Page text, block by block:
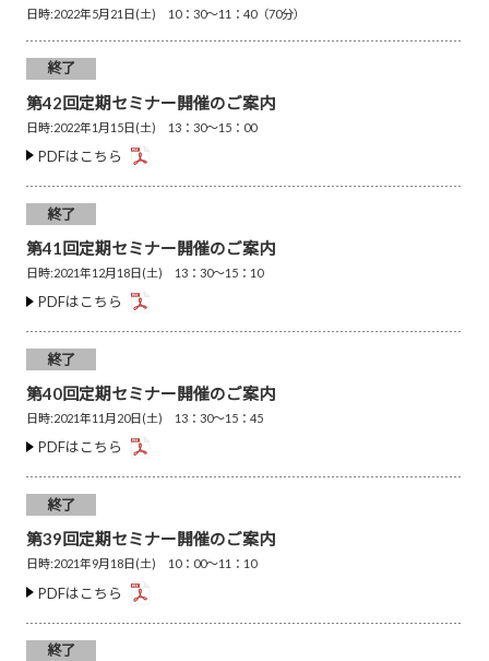
日時:2022年5月21日(土) 10：30～11：40（70分）
終了
第42回定期セミナー開催のご案内
日時:2022年1月15日(土) 13：30～15：00
PDFはこちら
終了
第41回定期セミナー開催のご案内
日時:2021年12月18日(土) 13：30～15：10
PDFはこちら
終了
第40回定期セミナー開催のご案内
日時:2021年11月20日(土) 13：30～15：45
PDFはこちら
終了
第39回定期セミナー開催のご案内
日時:2021年9月18日(土) 10：00～11：10
PDFはこちら
終了